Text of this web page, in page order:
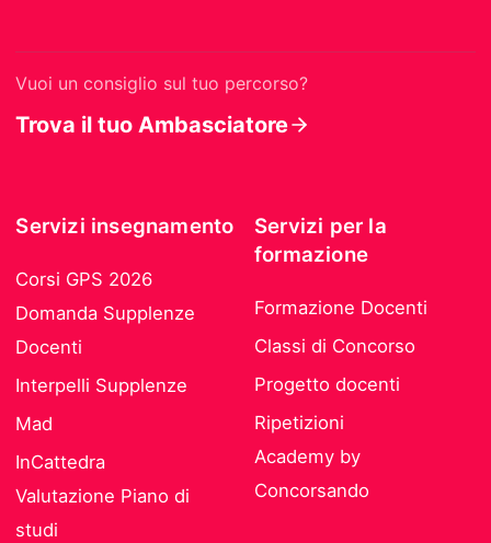
Vuoi un consiglio sul tuo percorso?
Trova il tuo Ambasciatore
Servizi insegnamento
Corsi GPS 2026
Domanda Supplenze
Docenti
Interpelli Supplenze
Mad
InCattedra
Valutazione Piano di
studi
Servizi per la
formazione
Formazione Docenti
Classi di Concorso
Progetto docenti
Ripetizioni
Academy by
Concorsando